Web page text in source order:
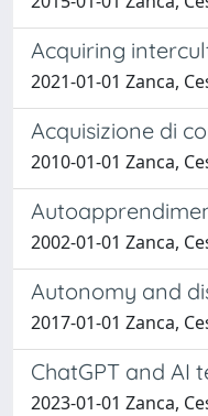
Acquiring
2021-01-01 Zanca,
Acquisizione di
2010-01-01 Zanca,
2002-01-01 Zanca,
Autonomy and
2017-01-01 Zanca,
ChatGPT and AI
2023-01-01 Zanca,